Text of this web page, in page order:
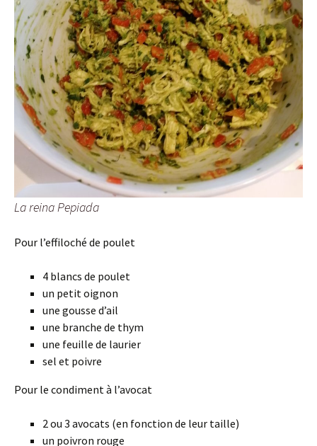
La reina Pepiada
Pour l’effiloché de poulet
4 blancs de poulet
un petit oignon
une gousse d’ail
une branche de thym
une feuille de laurier
sel et poivre
Pour le condiment à l’avocat
2 ou 3 avocats (en fonction de leur taille)
un poivron rouge